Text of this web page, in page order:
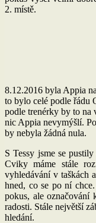
2. místě.
8.12.2016 byla Appia
to bylo celé podle řádu
podle trenérky by to na
nic Appia nevymýšlí.
by nebyla žádná nula.
S Tessy jsme se
Cviky máme stále
vyhledávání v taškách
hned, co se po ní
pokus, ale
radosti. Stále největší
hledání.